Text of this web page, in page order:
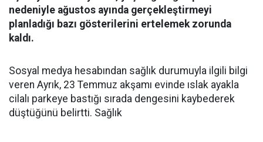
nedeniyle ağustos ayında gerçekleştirmeyi
planladığı bazı gösterilerini ertelemek zorunda
kaldı.
Sosyal medya hesabından sağlık durumuyla ilgili bilgi
veren Ayrık, 23 Temmuz akşamı evinde ıslak ayakla
cilalı parkeye bastığı sırada dengesini kaybederek
düştüğünü belirtti. Sağlık